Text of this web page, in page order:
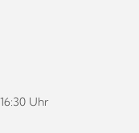
Uhr